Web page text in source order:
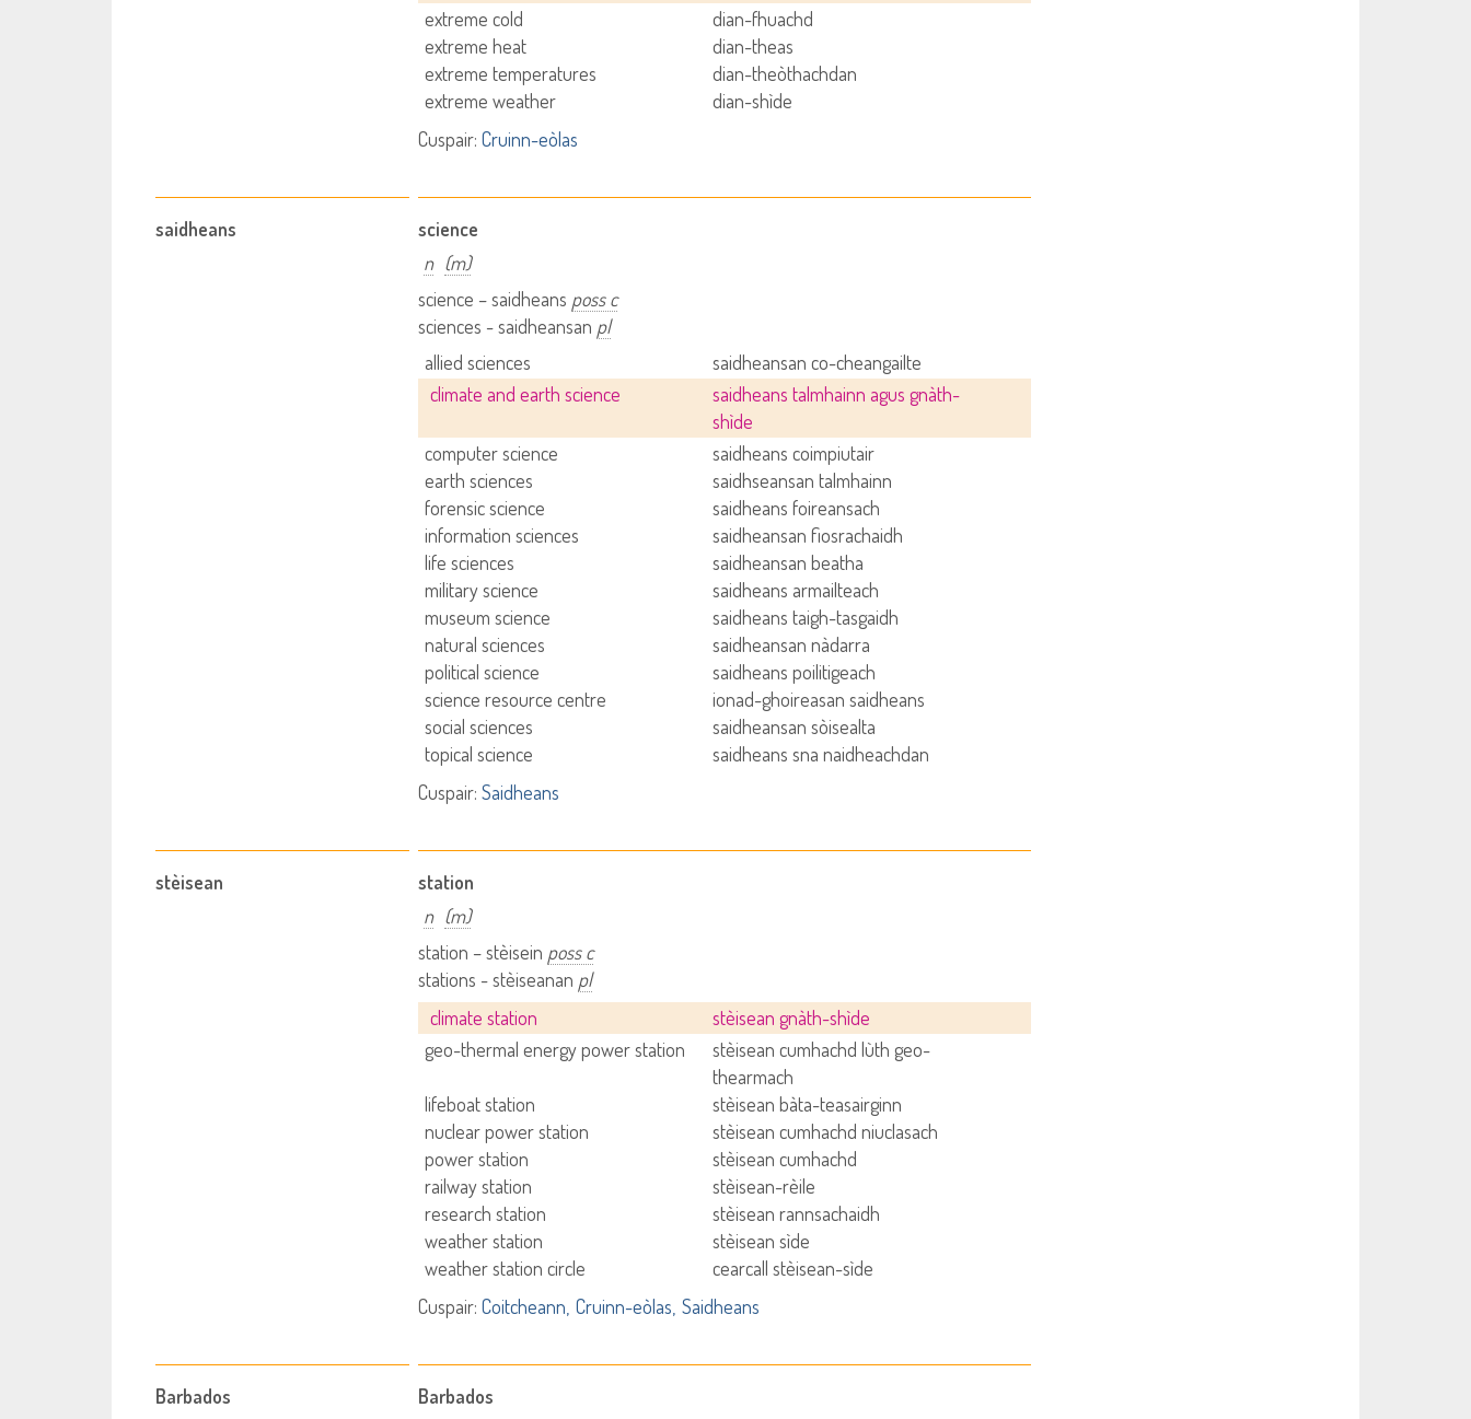
extreme cold
dian-fhuachd
extreme heat
dian-theas
extreme temperatures
dian-theòthachdan
extreme weather
dian-shìde
Cuspair: Cruinn-eòlas
saidheans
science
n (m)
science – saidheans poss c
sciences - saidheansan pl
allied sciences
saidheansan co-cheangailte
climate and earth science
saidheans talmhainn agus gnàth-
shìde
computer science
saidheans coimpiutair
earth sciences
saidhseansan talmhainn
forensic science
saidheans foireansach
information sciences
saidheansan fiosrachaidh
life sciences
saidheansan beatha
military science
saidheans armailteach
museum science
saidheans taigh-tasgaidh
natural sciences
saidheansan nàdarra
political science
saidheans poilitigeach
science resource centre
ionad-ghoireasan saidheans
social sciences
saidheansan sòisealta
topical science
saidheans sna naidheachdan
Cuspair: Saidheans
stèisean
station
n (m)
station – stèisein poss c
stations - stèiseanan pl
climate station
stèisean gnàth-shìde
geo-thermal energy power station
stèisean cumhachd lùth geo-
thearmach
lifeboat station
stèisean bàta-teasairginn
nuclear power station
stèisean cumhachd niuclasach
power station
stèisean cumhachd
railway station
stèisean-rèile
research station
stèisean rannsachaidh
weather station
stèisean sìde
weather station circle
cearcall stèisean-sìde
Cuspair: Coitcheann Cruinn-eòlas Saidheans
Barbados
Barbados